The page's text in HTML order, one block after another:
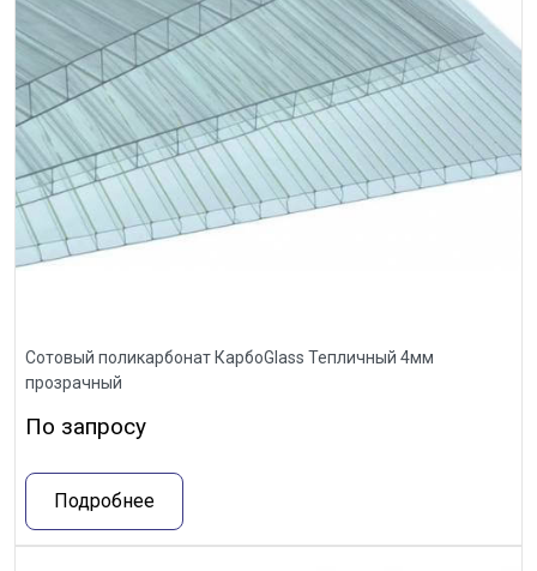
Сотовый поликарбонат КарбоGlass Тепличный 4мм
прозрачный
По запросу
Подробнее